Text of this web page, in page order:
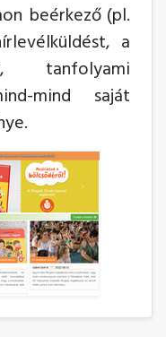
beérkező (pl.
a
tanfolyami
mind saját